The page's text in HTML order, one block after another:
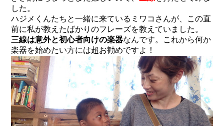
した。
ハジメくんたちと一緒に来ているミワコさんが、この直
前に私が教えたばかりのフレーズを教えていました。
三線は意外と初心者向けの楽器なんです。これから何か
楽器を始めたい方には超お勧めですよ！